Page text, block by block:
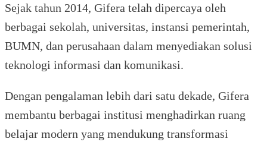
Sejak tahun 2014, Gifera telah dipercaya oleh
berbagai sekolah, universitas, instansi pemerintah,
BUMN, dan perusahaan dalam menyediakan solusi
teknologi informasi dan komunikasi.
Dengan pengalaman lebih dari satu dekade, Gifera
membantu berbagai institusi menghadirkan ruang
belajar modern yang mendukung transformasi